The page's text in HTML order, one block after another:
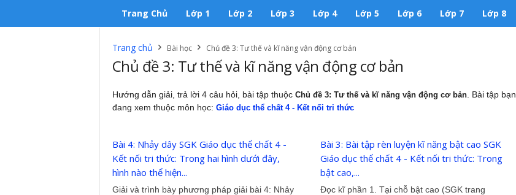
Trang Chủ Lớp 1 Lớp 2 Lớp 3 Lớp 4 Lớp 5 Lớp 6 Lớp 7 Lớp 8
Trang chủ Bài học Chủ đề 3: Tư thế và kĩ năng vận động cơ bản
Chủ đề 3: Tư thế và kĩ năng vận động cơ bản
Hướng dẫn giải, trả lời 4 câu hỏi, bài tập thuộc Chủ đề 3: Tư thế và kĩ năng vận động cơ bản. Bài tập bạn
đang xem thuộc môn học: Giáo dục thể chất 4 - Kết nối tri thức
Bài 4: Nhảy dây SGK Giáo dục thể chất 4 -
Kết nối tri thức: Trong hai hình dưới đây,
hình nào thể hiện...
Giải và trình bày phương pháp giải bài 4: Nhảy
Bài 3: Bài tập rèn luyện kĩ năng bật cao SGK
Giáo dục thể chất 4 - Kết nối tri thức: Trong
bật cao,...
Đọc kĩ phần 1. Tại chỗ bật cao (SGK trang